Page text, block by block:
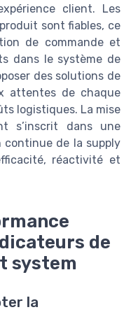
client. Les
sont fiables, ce
de commande et
dans le système de
des solutions de
attentes de chaque
logistiques. La mise
s’inscrit dans une
continue de la supply
réactivité et
de
system
la